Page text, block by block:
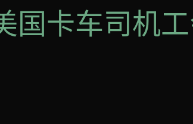
国卡车司机